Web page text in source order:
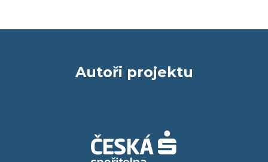
Autoři projektu